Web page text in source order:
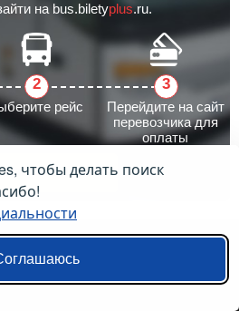
на bus.biletyplus.ru.
рейс
Перейдите на сайт
перевозчика для
оплаты
билет
чтобы делать поиск